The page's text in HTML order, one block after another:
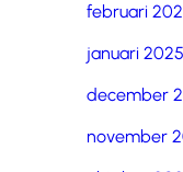
februari
januari 2025
december
november